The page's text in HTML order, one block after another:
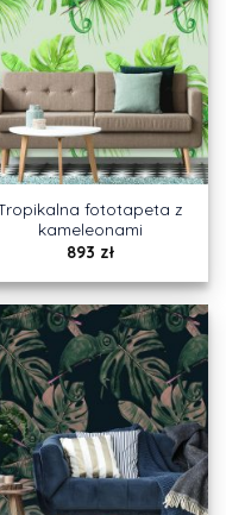
fototapeta z
kameleonami
893 zł